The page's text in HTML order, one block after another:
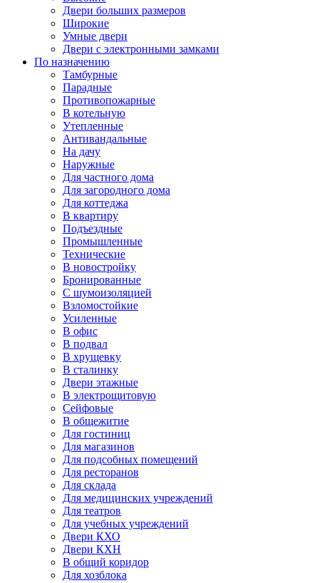
Двери больших размеров
Широкие
Умные двери
Двери с электронными замками
По назначению
Тамбурные
Парадные
Противопожарные
В котельную
Утепленные
Антивандальные
На дачу
Наружные
Для частного дома
Для загородного дома
Для коттеджа
В квартиру
Подъездные
Промышленные
Технические
В новостройку
Бронированные
С шумоизоляцией
Взломостойкие
Усиленные
В офис
В подвал
В хрущевку
В сталинку
Двери этажные
В электрощитовую
Сейфовые
В общежитие
Для гостиниц
Для магазинов
Для подсобных помещений
Для ресторанов
Для склада
Для медицинских учреждений
Для театров
Для учебных учреждений
Двери КХО
Двери КХН
В общий коридор
Для хозблока